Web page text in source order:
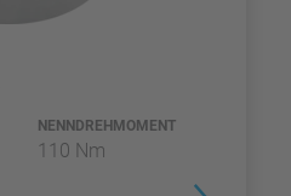
NENNDREHMOMENT
110 Nm